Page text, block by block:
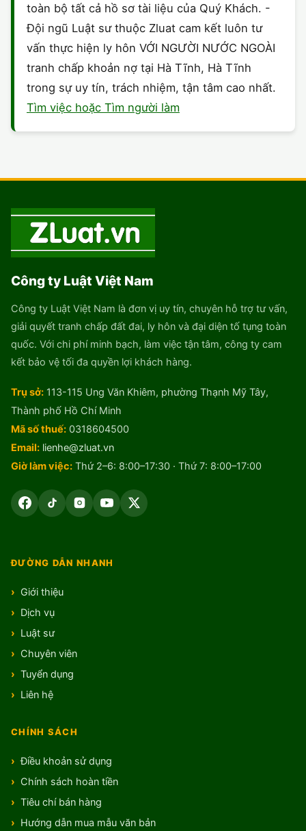
toàn bộ tất cả hồ sơ tài liệu của Quý Khách. -
Đội ngũ Luật sư thuộc Zluat cam kết luôn tư
vấn thực hiện ly hôn VỚI NGƯỜI NƯỚC NGOÀI
tranh chấp khoản nợ tại Hà Tĩnh, Hà Tĩnh
trong sự uy tín, trách nhiệm, tận tâm cao nhất.
Tìm việc hoặc Tìm người làm
Công ty Luật Việt Nam
Công ty Luật Việt Nam là đơn vị uy tín, chuyên hỗ trợ tư vấn,
giải quyết tranh chấp đất đai, ly hôn và đại diện tố tụng toàn
quốc. Với chi phí minh bạch, làm việc tận tâm, công ty cam
kết bảo vệ tối đa quyền lợi khách hàng.
Trụ sở: 113-115 Ung Văn Khiêm, phường Thạnh Mỹ Tây,
Thành phố Hồ Chí Minh
Mã số thuế: 0318604500
Email: lienhe@zluat.vn
Giờ làm việc: Thứ 2–6: 8:00–17:30 · Thứ 7: 8:00–17:00
ĐƯỜNG DẪN NHANH
Giới thiệu
Dịch vụ
Luật sư
Chuyên viên
Tuyển dụng
Liên hệ
CHÍNH SÁCH
Điều khoản sử dụng
Chính sách hoàn tiền
Tiêu chí bán hàng
Hướng dẫn mua mẫu văn bản